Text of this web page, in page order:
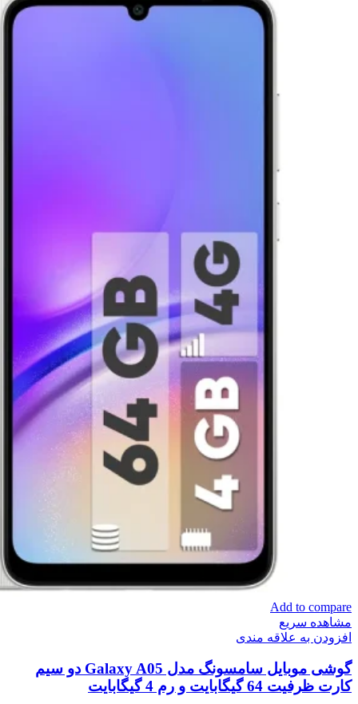
Add to compare
مشاهده سریع
افزودن به علاقه مندی
گوشی موبایل سامسونگ مدل Galaxy A05 دو سیم
کارت ظرفیت 64 گیگابایت و رم 4 گیگابایت